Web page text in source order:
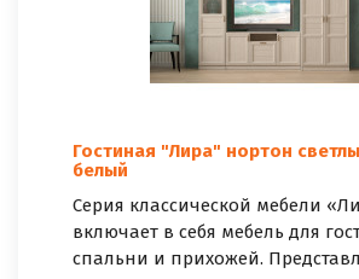
Гостиная "Лира" нортон
белый
Серия классической мебели
включает в себя мебель для
спальни и прихожей.